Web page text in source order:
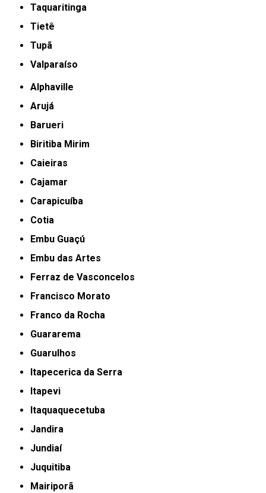
Taquaritinga
Tietê
Tupã
Valparaíso
Alphaville
Arujá
Barueri
Biritiba Mirim
Caieiras
Cajamar
Carapicuíba
Cotia
Embu Guaçú
Embu das Artes
Ferraz de Vasconcelos
Francisco Morato
Franco da Rocha
Guararema
Guarulhos
Itapecerica da Serra
Itapevi
Itaquaquecetuba
Jandira
Jundiaí
Juquitiba
Mairiporã